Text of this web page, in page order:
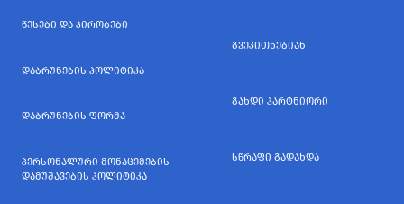
ᲬᲔᲡᲔᲑᲘ ᲓᲐ ᲞᲘᲠᲝᲑᲔᲑᲘ
ᲓᲐᲑᲠᲣᲜᲔᲑᲘᲡ ᲞᲝᲚᲘᲢᲘᲙᲐ
ᲓᲐᲑᲠᲣᲜᲔᲑᲘᲡ ᲤᲝᲠᲛᲐ
ᲞᲔᲠᲡᲝᲜᲐᲚᲣᲠᲘ ᲛᲝᲜᲐᲪᲔᲛᲔᲑᲘᲡ
ᲓᲐᲛᲣᲨᲐᲕᲔᲑᲘᲡ ᲞᲝᲚᲘᲢᲘᲙᲐ
ᲒᲕᲔᲙᲘᲗᲮᲔᲑᲘᲐᲜ
ᲒᲐᲮᲓᲘ ᲞᲐᲠᲢᲜᲘᲝᲠᲘ
ᲡᲬᲠᲐᲤᲘ ᲒᲐᲓᲐᲮᲓᲐ